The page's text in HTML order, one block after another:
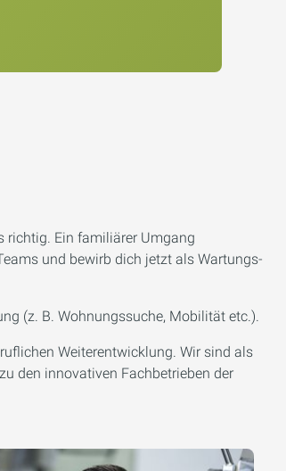
richtig. Ein familiärer Umgang
und bewirb dich jetzt als Wartungs-
(z. B. Wohnungssuche, Mobilität etc.).
Weiterentwicklung. Wir sind als
den innovativen Fachbetrieben der